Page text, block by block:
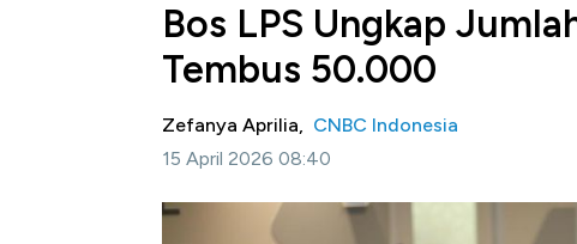
Bos LPS Ungkap
Tembus 50.000
Zefanya Aprilia, CNBC Indonesia
15 April 2026 08:40